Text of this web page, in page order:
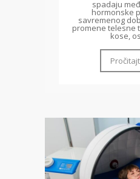
spadaju
hormonske
savremenog
promene telesne
kose,